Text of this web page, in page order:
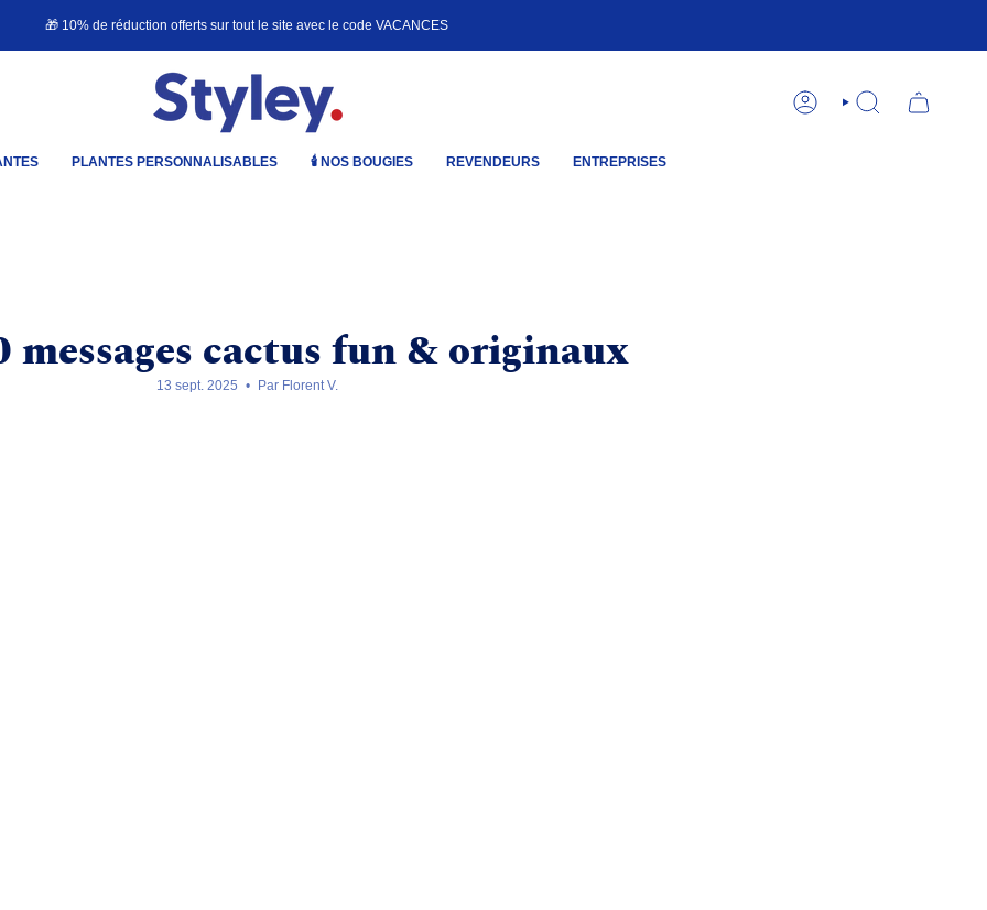
🎁 10% de réduction offerts sur tout le site avec le code VACANCES
COMPTE RECHERCHE
PLANTES PERSONNALISABLES 🕯️ NOS BOUGIES REVENDEURS ENTREPRISES
messages cactus fun & originaux
13 sept. 2025 Par Florent V.